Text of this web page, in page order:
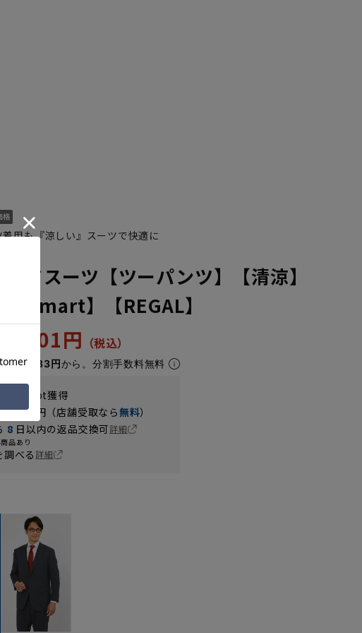
用も『涼しい』スーツで快適に
ードスーツ【ツーパンツ】【清涼】
Smart】【REGAL】
59,301円
月々9,883円から。分割手数料無料
pt獲得
律550 円（店舗受取なら無料）
8 日以内の返品交換可詳細
品あり
調べる詳細